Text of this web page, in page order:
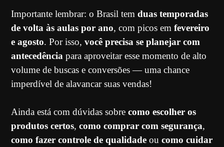
Importante lembrar: o Brasil temduas temporadas
de volta às aulas por ano, com picos emfevereiro
e agosto. Por isso,você precisa se planejar com
antecedência para aproveitar esse momento de alto
volume de buscas e conversões — uma chance
imperdível de alavancar suas vendas!
Ainda está com dúvidas sobrecomo escolher os
produtos certos,como comprar com segurança,
como fazer controle de qualidade oucomo cuidar